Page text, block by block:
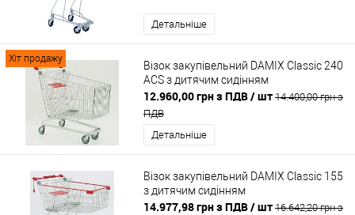
Детальніше
Хіт продажу
Візок закупівельний DAMIX Classic 240
ACS з дитячим сидінням
12.960,00 грн з ПДВ/ шт 14.400,00 грн з
ПДВ
Детальніше
Візок закупівельний DAMIX Classic 155
з дитячим сидінням
14.977,98 грн з ПДВ/ шт 16.642,20 грн з